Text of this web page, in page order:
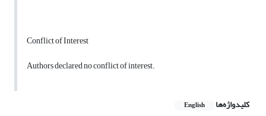
Conflict of Interest
Authors declared no conflict of interest.
کلیدواژه‌ها English